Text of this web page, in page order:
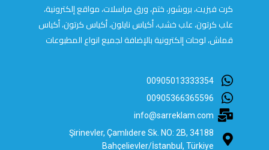
كرت فيزيت، بروشور، ختم، ورق مراسلات، مواقع إلكترونية،
علب كرتون، علب خشب، أكياس نايلون، أكياس كرتون، أكياس
قماش، لوحات إلكترونية بالإضافة لجميع انواع المطبوعات
00905013333354
00905366365596
info@sarreklam.com
Şirinevler, Çamlıdere Sk. NO: 2B, 34188
Bahçelievler/İstanbul, Türkiye